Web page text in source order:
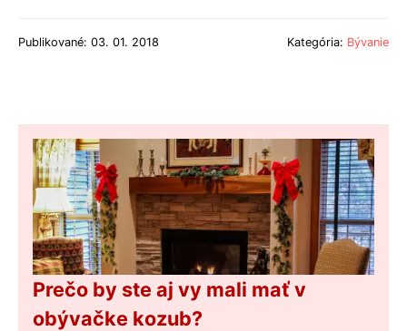
Publikované: 03. 01. 2018 Kategória: Bývanie
Prečo by ste aj vy mali mať v
obývačke kozub?